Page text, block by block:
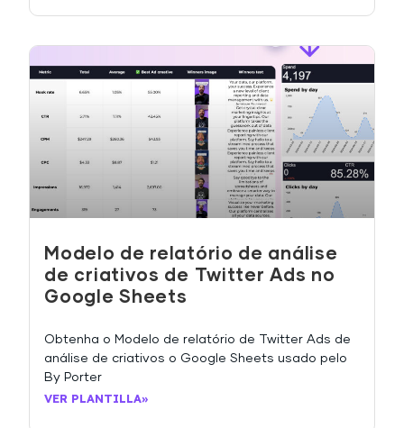
Modelo de relatório de análise
de criativos de Twitter Ads no
Google Sheets
Obtenha o Modelo de relatório de Twitter Ads de
análise de criativos o Google Sheets usado pelo
By Porter
VER PLANTILLA»